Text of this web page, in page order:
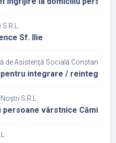
Sf. Ilie
de Asistenţă Socială Constanța
integrare / reintegrare
S.R.L.
persoane vârstnice Căminul